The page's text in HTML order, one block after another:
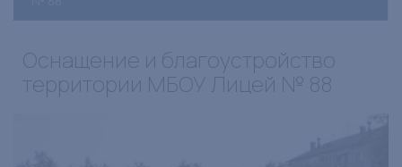
Оснащение и благоустройство
территории МБОУ Лицей № 88